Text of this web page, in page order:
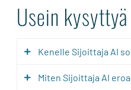
Usein
Kenelle Sijoittaja AI
Sijoittaja AI sopii
Miten Sijoittaja AI